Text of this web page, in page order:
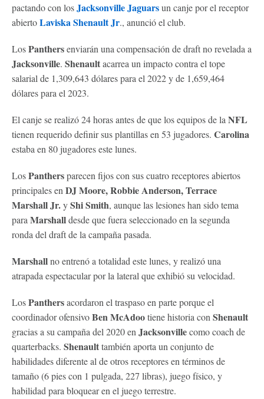
pactando con losJacksonville Jaguarsun canje por el receptor
abiertoLaviska Shenault Jr., anunció el club.
LosPanthersenviarán una compensación de draft no revelada a
Jacksonville. Shenaultacarrea un impacto contra el tope
salarial de 1,309,643 dólares para el 2022 y de 1,659,464
dólares para el 2023.
El canje se realizó 24 horas antes de que los equipos de la NFL
tienen requerido definir sus plantillas en 53 jugadores. Carolina
estaba en 80 jugadores este lunes.
LosPanthersparecen fijos con sus cuatro receptores abiertos
principales en DJ Moore, Robbie Anderson, Terrace
Marshall Jr.yShi Smith, aunque las lesiones han sido tema
para Marshalldesde que fuera seleccionado en la segunda
ronda del draft de la campaña pasada.
Marshallno entrenó a totalidad este lunes, y realizó una
atrapada espectacular por la lateral que exhibió su velocidad.
LosPanthersacordaron el traspaso en parte porque el
coordinador ofensivoBen McAdootiene historia con Shenault
gracias a su campaña del 2020 en Jacksonvillecomo coach de
quarterbacks. Shenaulttambién aporta un conjunto de
habilidades diferente al de otros receptores en términos de
tamaño (6 pies con 1 pulgada, 227 libras), juego físico, y
habilidad para bloquear en el juego terrestre.